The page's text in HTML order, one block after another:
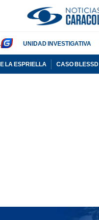
UNIDAD INVESTIGATIVA
LA ESPRIELLA CASO BLESSD